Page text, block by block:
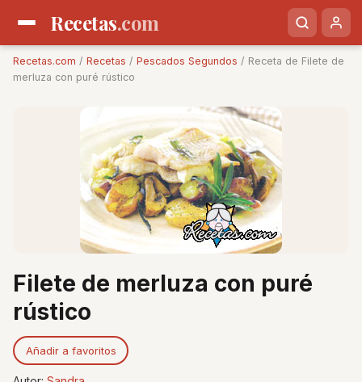
Recetas.com
Recetas.com / Recetas / Pescados Segundos / Receta de Filete de
merluza con puré rústico
Filete de merluza con puré
rústico
Añadir a favoritos